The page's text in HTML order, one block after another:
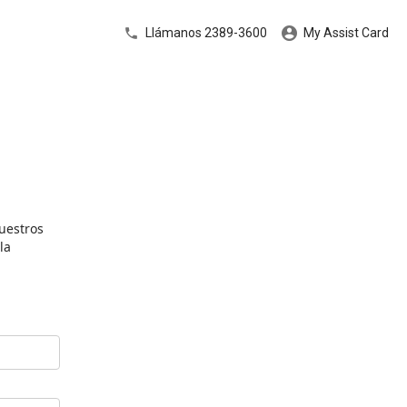
Llámanos 2389-3600 My Assist Card